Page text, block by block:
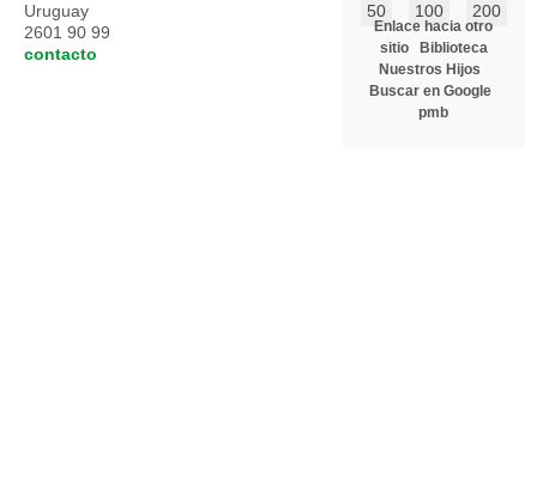
50
100 200
Enlace hacia otro
sitio
Biblioteca
Nuestros Hijos
Buscar en Google
pmb
Uruguay
2601 90 99
contacto